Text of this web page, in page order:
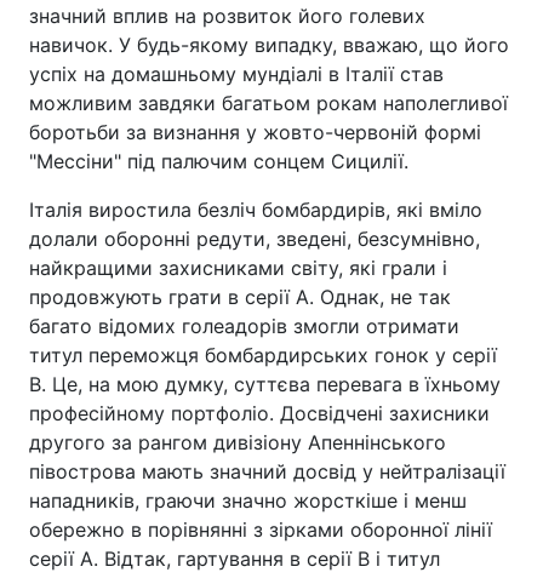
значний вплив на розвиток його голевих
навичок. У будь-якому випадку, вважаю, що його
успіх на домашньому мундіалі в Італії став
можливим завдяки багатьом рокам наполегливої
боротьби за визнання у жовто-червоній формі
"Мессіни" під палючим сонцем Сицилії.
Італія виростила безліч бомбардирів, які вміло
долали оборонні редути, зведені, безсумнівно,
найкращими захисниками світу, які грали і
продовжують грати в серії А. Однак, не так
багато відомих голеадорів змогли отримати
титул переможця бомбардирських гонок у серії
В. Це, на мою думку, суттєва перевага в їхньому
професійному портфоліо. Досвідчені захисники
другого за рангом дивізіону Апеннінського
півострова мають значний досвід у нейтралізації
нападників, граючи значно жорсткіше і менш
обережно в порівнянні з зірками оборонної лінії
серії А. Відтак, гартування в серії В і титул